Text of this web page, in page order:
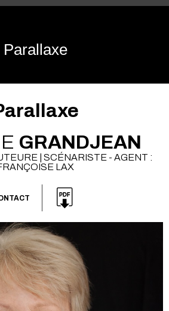
Parallaxe
GRANDJEAN
| SCÉNARISTE - AGENT :
LAX